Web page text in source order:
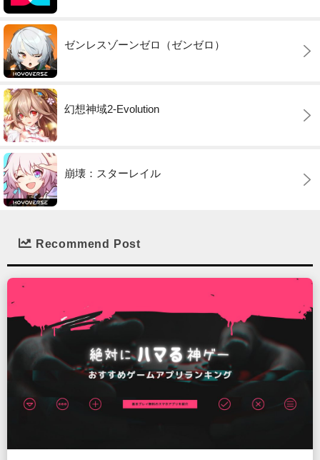
ゼンレスゾーンゼロ（ゼンゼロ）
幻想神域2-Evolution
崩壊：スターレイル
Recommend Post